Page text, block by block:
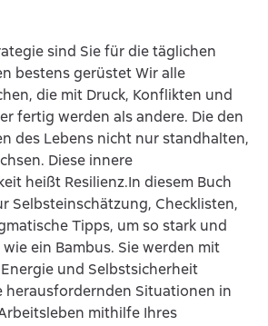
sind Sie für die täglichen
bestens gerüstet Wir alle
die mit Druck, Konflikten und
fertig werden als andere. Die den
des Lebens nicht nur standhalten,
Diese innere
heißt Resilienz.In diesem Buch
Selbsteinschätzung, Checklisten,
Tipps, um so stark und
ein Bambus. Sie werden mit
und Selbstsicherheit
herausfordernden Situationen in
mithilfe Ihres